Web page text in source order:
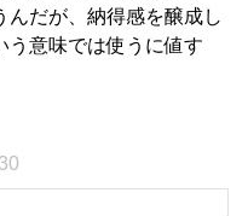
んだが、納得感を醸成し
う意味では使うに値す